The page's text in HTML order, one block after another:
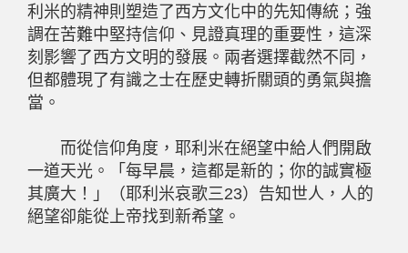
利米的精神則塑造了西方文化中的先知傳統；強
調在苦難中堅持信仰、見證真理的重要性，這深
刻影響了西方文明的發展。兩者選擇截然不同，
但都體現了有識之士在歷史轉折關頭的勇氣與擔
當。
而從信仰角度，耶利米在絕望中給人們開啟
一道天光。「每早晨，這都是新的；你的誠實極
其廣大！」（耶利米哀歌三23）告知世人，人的
絕望卻能從上帝找到新希望。